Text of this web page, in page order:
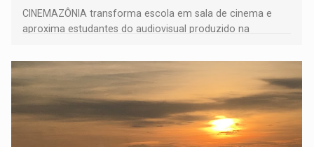
CINEMAZÔNIA transforma escola em sala de cinema e
aproxima estudantes do audiovisual produzido na